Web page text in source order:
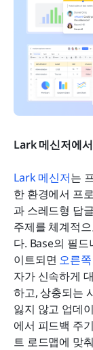
Lark 메신저에
Lark 메신저는
한 환경에서 프
과 스레드형 답
주제를 체계적
다. Base의 필
이트되면 오른
자가 신속하게
하고, 상충되는
잃지 않고 업데
에서 피드백 주
트 로드맵에 맞